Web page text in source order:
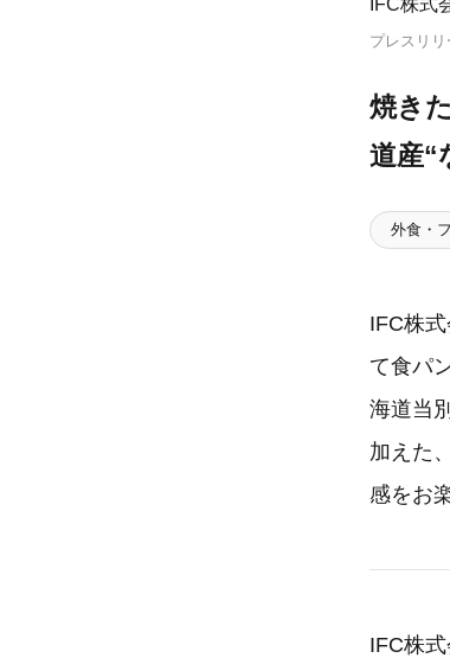
プレスリリ
焼き
道産“
外食・
IFC株
て食パ
海道当
加えた
感をお
IFC株